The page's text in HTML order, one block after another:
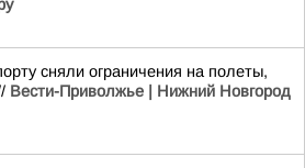
сняли ограничения на полеты,
Вести-Приволжье | Нижний Новгород